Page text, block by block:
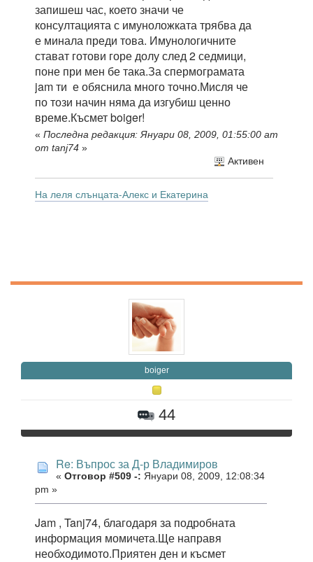
запишеш час, което значи че
консултацията с имуноложката трябва да
е минала преди това. Имунологичните
стават готови горе долу след 2 седмици,
поне при мен бе така.За спермограмата
jam ти е обяснила много точно.Мисля че
по този начин няма да изгубиш ценно
време.Късмет boiger!
« Последна редакция: Януари 08, 2009, 01:55:00 am
от tanj74 »
Активен
На леля слънцата-Алекс и Екатерина
boiger
44
Re: Въпрос за Д-р Владимиров
« Отговор #509 -: Януари 08, 2009, 12:08:34
pm »
Jam , Tanj74, благодаря за подробната
информация момичета.Ще направя
необходимото.Приятен ден и късмет